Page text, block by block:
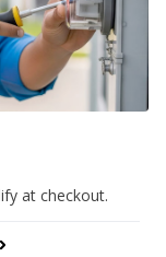
at checkout.